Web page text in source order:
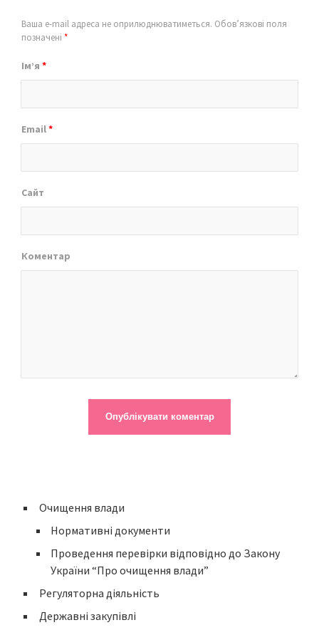
Ваша e-mail адреса не оприлюднюватиметься. Обов’язкові поля
позначені *
Ім’я *
Email*
Сайт
Коментар
Очищення влади
Нормативні документи
Проведення перевірки відповідно до Закону
України “Про очищення влади”
Регуляторна діяльність
Державні закупівлі